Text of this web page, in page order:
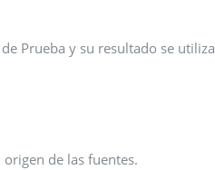
Prueba y su resultado se
de las fuentes.